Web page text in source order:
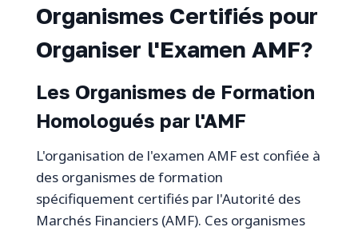
Organismes Certifiés pour
Organiser l'Examen AMF?
Les Organismes de Formation
Homologués par l'AMF
L'organisation de l'examen AMF est confiée à
des organismes de formation
spécifiquement certifiés par l'Autorité des
Marchés Financiers (AMF). Ces organismes